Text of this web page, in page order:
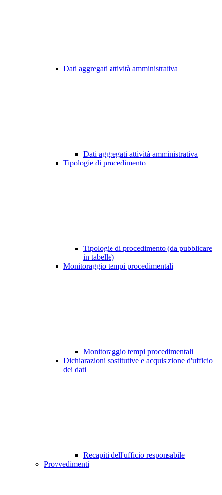
Dati aggregati attività amministrativa
Dati aggregati attività amministrativa
Tipologie di procedimento
Tipologie di procedimento (da pubblicare
in tabelle)
Monitoraggio tempi procedimentali
Monitoraggio tempi procedimentali
Dichiarazioni sostitutive e acquisizione d'ufficio
dei dati
Recapiti dell'ufficio responsabile
Provvedimenti